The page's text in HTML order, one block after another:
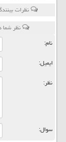
نظرات
نظر
نام:
ایمیل:
نظر:
سوال: